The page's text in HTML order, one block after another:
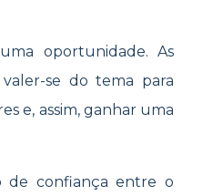
oportunidade. As
se do tema para
e, assim, ganhar uma
de confiança entre o